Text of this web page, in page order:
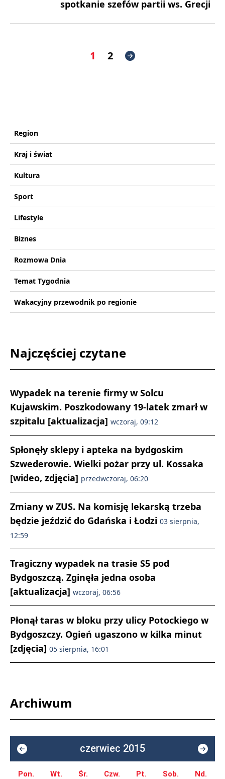
spotkanie szefów partii ws. Grecji
1 2
Region
Kraj i świat
Kultura
Sport
Lifestyle
Biznes
Rozmowa Dnia
Temat Tygodnia
Wakacyjny przewodnik po regionie
Najczęściej czytane
Wypadek na terenie firmy w Solcu
Kujawskim. Poszkodowany 19-latek zmarł w
szpitalu [aktualizacja] wczoraj, 09:12
Spłonęły sklepy i apteka na bydgoskim
Szwederowie. Wielki pożar przy ul. Kossaka
[wideo, zdjęcia] przedwczoraj, 06:20
Zmiany w ZUS. Na komisję lekarską trzeba
będzie jeździć do Gdańska i Łodzi 03 sierpnia,
12:59
Tragiczny wypadek na trasie S5 pod
Bydgoszczą. Zginęła jedna osoba
[aktualizacja] wczoraj, 06:56
Płonął taras w bloku przy ulicy Potockiego w
Bydgoszczy. Ogień ugaszono w kilka minut
[zdjęcia] 05 sierpnia, 16:01
Archiwum
czerwiec 2015
Pon. Wt. Śr. Czw. Pt. Sob. Nd.